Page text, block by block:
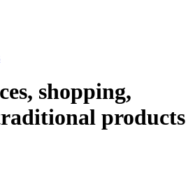
shopping,
products